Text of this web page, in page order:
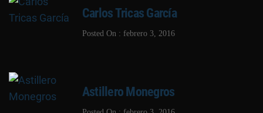
Carlos Tricas García
Posted On : febrero 3, 2016
Astillero Monegros